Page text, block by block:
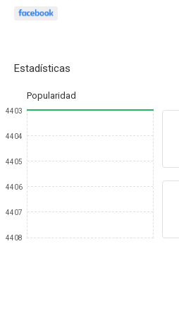
Estadísticas
Popularidad
4403
4404
4405
4406
4407
4408